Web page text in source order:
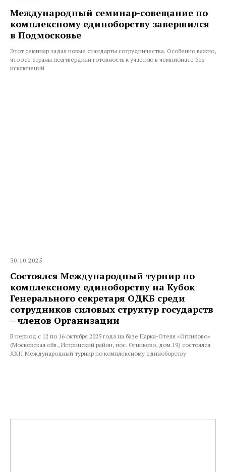
Международный семинар-совещание по
комплексному единоборству завершился
в Подмосковье
Этот семинар задал новые стандарты сотрудничества. Особенно важно,
что все страны подтвердили готовность к участию в чемпионате без
исключений
30.10.2025
Состоялся Международный турнир по
комплексному единоборству на Кубок
Генерального секретаря ОДКБ среди
сотрудников силовых структур государств
– членов Организации
В период с 12 по 16 октября 2025 года на базе Парка-Отеля «Огниково»
(Московская обл., Истринский район, пос. Огниково, дом.19) состоялся
XXII Международный турнир по комплексному единоборству